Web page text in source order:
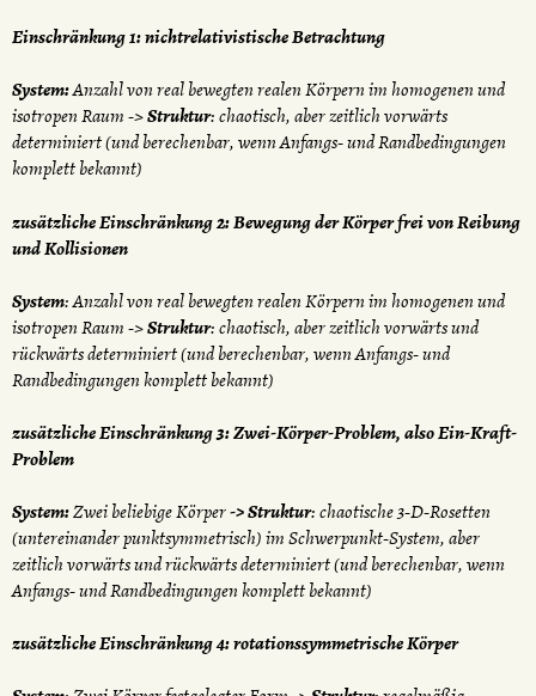
Einschränkung 1: nichtrelativistische Betrachtung
System:Anzahl von real bewegten realen Körpern im homogenen und
isotropen Raum ->Struktur: chaotisch, aber zeitlich vorwärts
determiniert (und berechenbar, wenn Anfangs- und Randbedingungen
komplett bekannt)
zusätzliche Einschränkung 2: Bewegung der Körper frei von Reibung
und Kollisionen
System: Anzahl von real bewegten realen Körpern im homogenen und
isotropen Raum ->Struktur: chaotisch, aber zeitlich vorwärts und
rückwärts determiniert (und berechenbar, wenn Anfangs- und
Randbedingungen komplett bekannt)
zusätzliche Einschränkung 3: Zwei-Körper-Problem, also Ein-Kraft-
Problem
System:Zwei beliebige Körper-> Struktur: chaotische 3-D-Rosetten
(untereinander punktsymmetrisch) im Schwerpunkt-System, aber
zeitlich vorwärts und rückwärts determiniert (und berechenbar, wenn
Anfangs- und Randbedingungen komplett bekannt)
zusätzliche Einschränkung 4: rotationssymmetrische Körper